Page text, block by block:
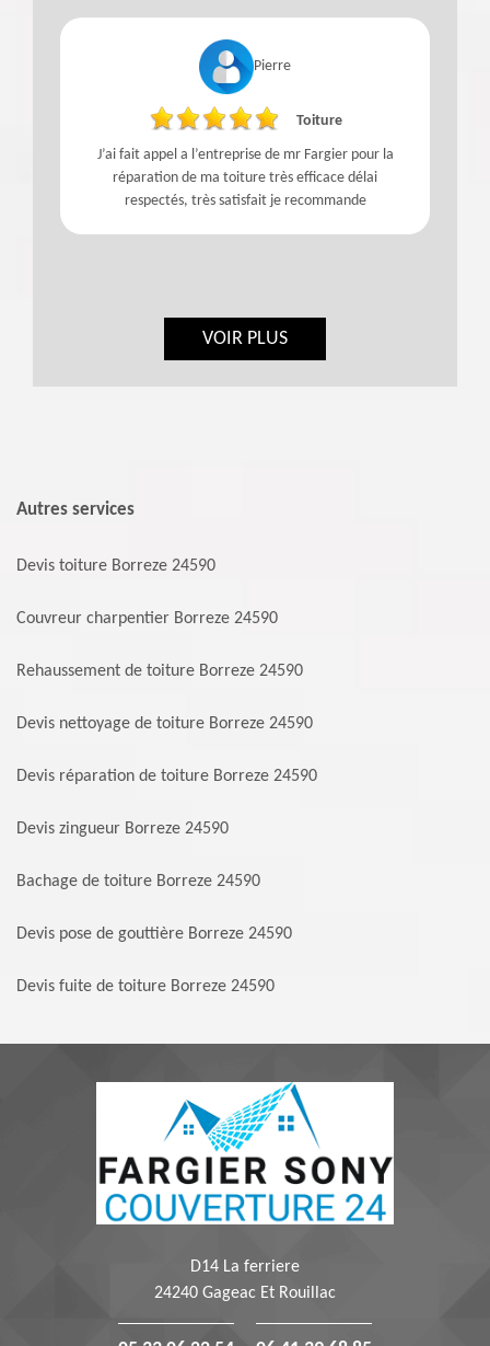
Pierre
Toiture
J’ai fait appel a l’entreprise de mr Fargier pour la
réparation de ma toiture très efficace délai
respectés, très satisfait je recommande
VOIR PLUS
Autres services
Devis toiture Borreze 24590
Couvreur charpentier Borreze 24590
Rehaussement de toiture Borreze 24590
Devis nettoyage de toiture Borreze 24590
Devis réparation de toiture Borreze 24590
Devis zingueur Borreze 24590
Bachage de toiture Borreze 24590
Devis pose de gouttière Borreze 24590
Devis fuite de toiture Borreze 24590
D14 La ferriere
24240 Gageac Et Rouillac